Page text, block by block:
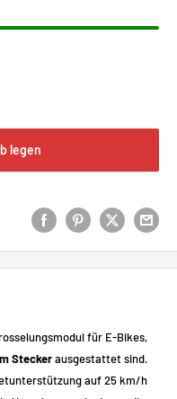
legen
für E-Bikes,
Steckerausgestattet sind.
auf 25 km/h